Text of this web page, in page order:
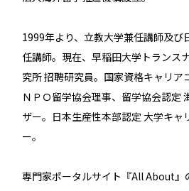
1999年より、立教大学兼任講師及び
任講師。現在、早稲田大学トランス
究所 招聘研究員。国家資格キャリア
ＮＰＯ留学協会理事、留学協会認定
ザー。日本生産性本部認定 大学キャ
ー。
専門家ポータルサイト『All About』